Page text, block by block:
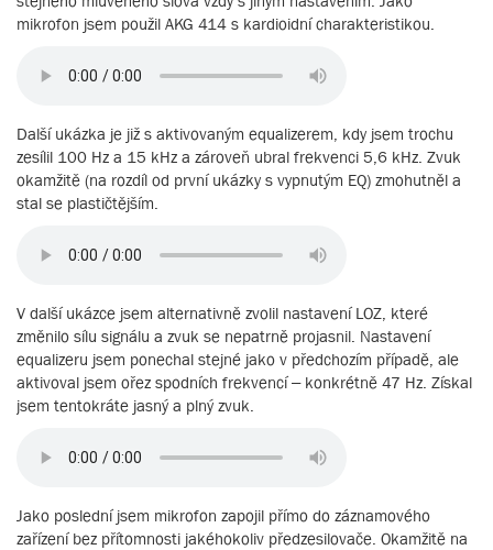
mikrofon jsem použil AKG 414 s kardioidní charakteristikou.
Další ukázka je již s aktivovaným equalizerem, kdy jsem trochu
zesílil 100 Hz a 15 kHz a zároveň ubral frekvenci 5,6 kHz. Zvuk
okamžitě (na rozdíl od první ukázky s vypnutým EQ) zmohutněl a
stal se plastičtějším.
V další ukázce jsem alternativně zvolil nastavení LOZ, které
změnilo sílu signálu a zvuk se nepatrně projasnil. Nastavení
equalizeru jsem ponechal stejné jako v předchozím případě, ale
aktivoval jsem ořez spodních frekvencí – konkrétně 47 Hz. Získal
jsem tentokráte jasný a plný zvuk.
Jako poslední jsem mikrofon zapojil přímo do záznamového
zařízení bez přítomnosti jakéhokoliv předzesilovače. Okamžitě na